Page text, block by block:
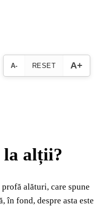
A- RESET A+
la alții?
alături, care spune
în fond, despre asta este